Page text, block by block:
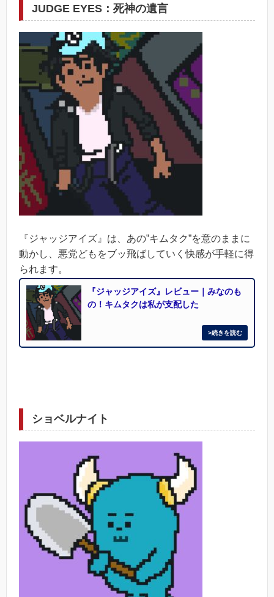
JUDGE EYES：死神の遺言
『ジャッジアイズ』は、あの‟キムタク”を意のままに
動かし、悪党どもをブッ飛ばしていく快感が手軽に得
られます。
『ジャッジアイズ』レビュー｜みなのも
の！キムタクは私が支配した
ショベルナイト